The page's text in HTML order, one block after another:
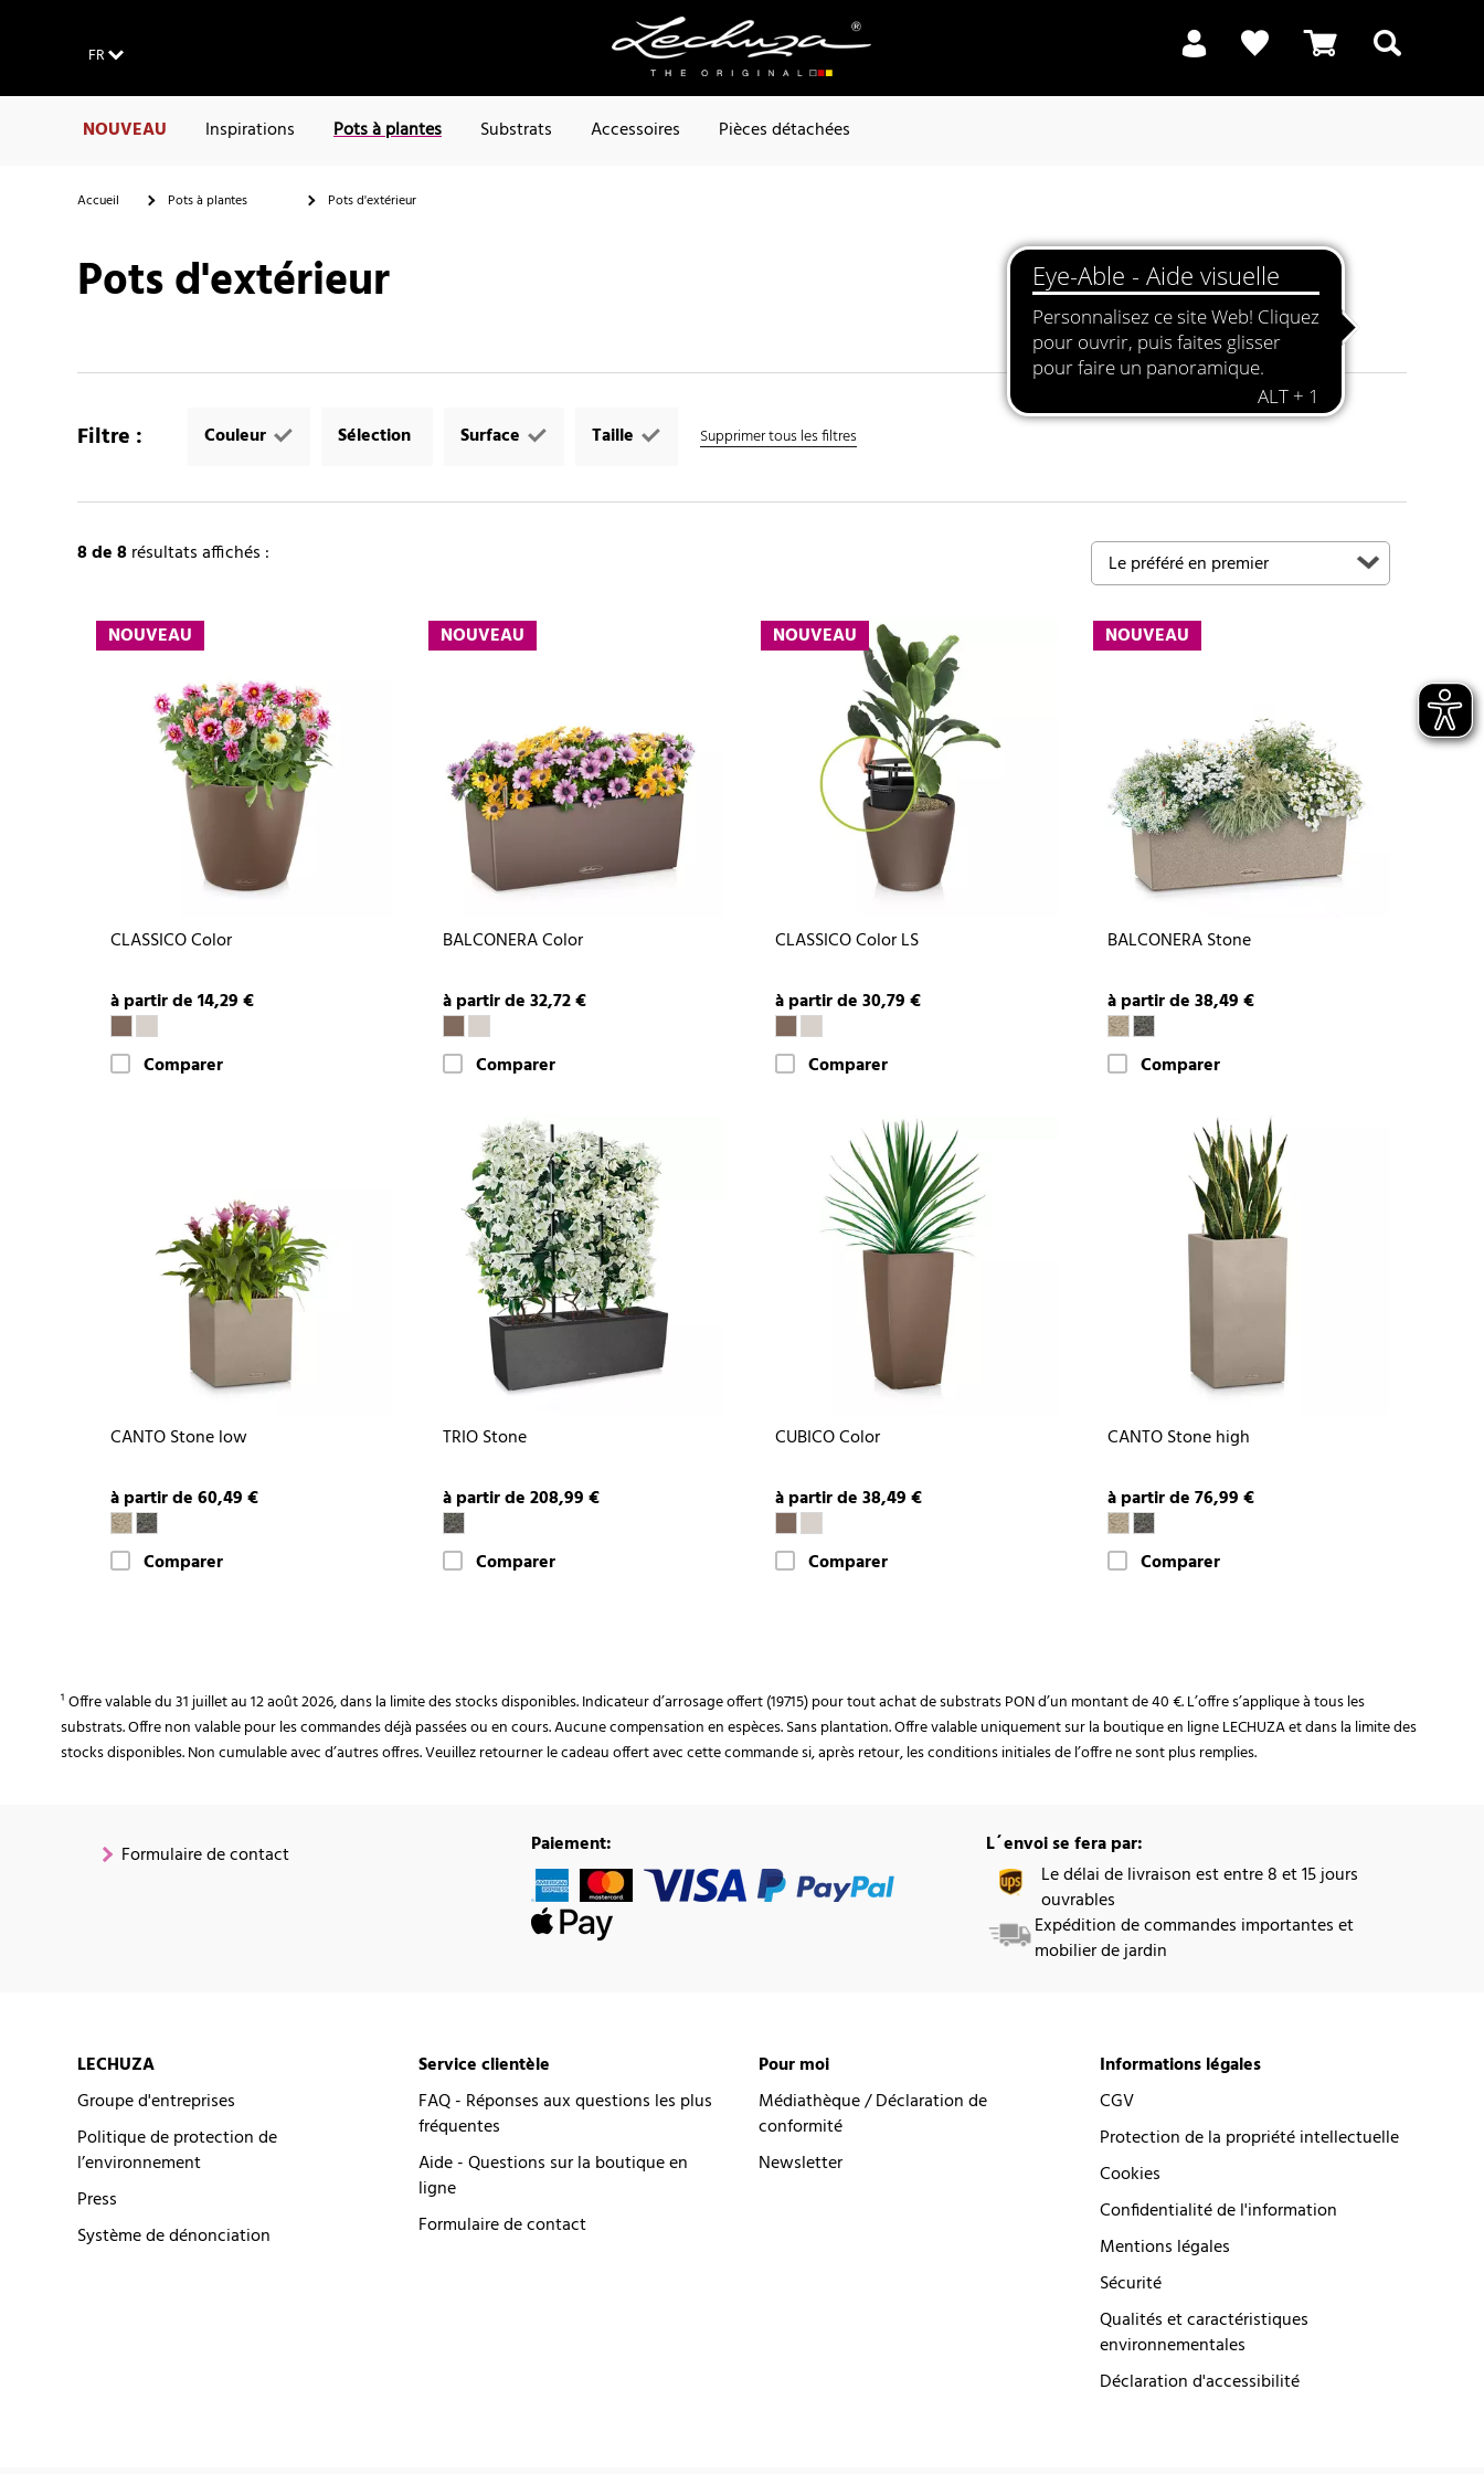
FR
NOUVEAU Inspirations Pots à plantes Substrats Accessoires Pièces détachées
Accueil Pots à plantes Pots d'extérieur
Pots d'extérieur
Filtre : Couleur Sélection Surface Taille Supprimer tous les filtres
8de 8résultats affichés :
NOUVEAU
CLASSICO Color
à partir de 14,29 €
Comparer
NOUVEAU
BALCONERA Color
à partir de 32,72 €
Comparer
NOUVEAU
CLASSICO Color LS
à partir de 30,79 €
Comparer
NOUVEAU
BALCONERA Stone
à partir de 38,49 €
Comparer
CANTO Stone low
à partir de 60,49 €
Comparer
TRIO Stone
à partir de 208,99 €
Comparer
CUBICO Color
à partir de 38,49 €
Comparer
CANTO Stone high
à partir de 76,99 €
Comparer
¹ Offre valable du 31 juillet au 12 août 2026, dans la limite des stocks disponibles. Indicateur d’arrosage offert (19715) pour tout achat de substrats PON d’un montant de 40 €. L’offre s’applique à tous les
substrats. Offre non valable pour les commandes déjà passées ou en cours. Aucune compensation en espèces. Sans plantation. Offre valable uniquement sur la boutique en ligne LECHUZA et dans la limite des
stocks disponibles. Non cumulable avec d’autres offres. Veuillez retourner le cadeau offert avec cette commande si, après retour, les conditions initiales de l’offre ne sont plus remplies.
Formulaire de contact Paiement:
L´envoi se fera par:
Le délai de livraison est entre 8 et 15 jours
ouvrables
Expédition de commandes importantes et
mobilier de jardin
LECHUZA
Groupe d'entreprises
Politique de protection de
l’environnement
Press
Système de dénonciation
Service clientèle
FAQ - Réponses aux questions les plus
fréquentes
Aide - Questions sur la boutique en
ligne
Formulaire de contact
Pour moi
Médiathèque / Déclaration de
conformité
Newsletter
Informations légales
CGV
Protection de la propriété intellectuelle
Cookies
Confidentialité de l'information
Mentions légales
Sécurité
Qualités et caractéristiques
environnementales
Déclaration d'accessibilité